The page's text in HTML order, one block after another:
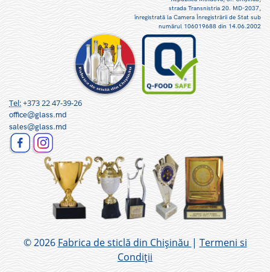
strada Transnistria 20. MD-2037,
înregistrată la Camera Înregistrării de Stat sub
numărul 106019688 din 14.06.2002
Tel:+373 22 47-39-26
office@glass.md
sales@glass.md
© 2026 Fabrica de sticlă din Chișinău | Termeni si
Condiții